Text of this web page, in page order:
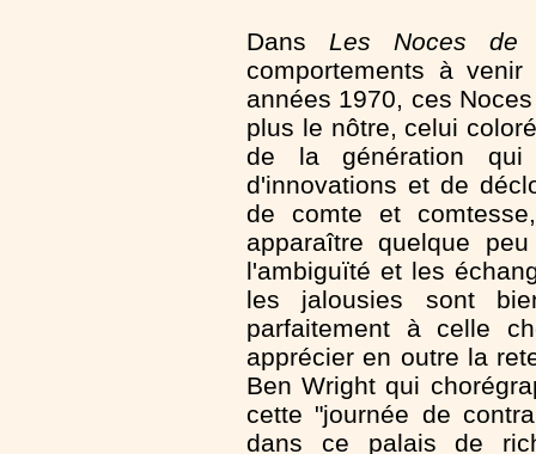
Dans Les Noces de
comportements à
années 1970, ces
plus le nôtre, celui
de la génération qui
d'innovations et de
de comte et
apparaître quelque
l'ambiguïté et les
les jalousies sont
parfaitement à celle
apprécier en outre la
Ben Wright qui
cette "journée de
dans ce palais de